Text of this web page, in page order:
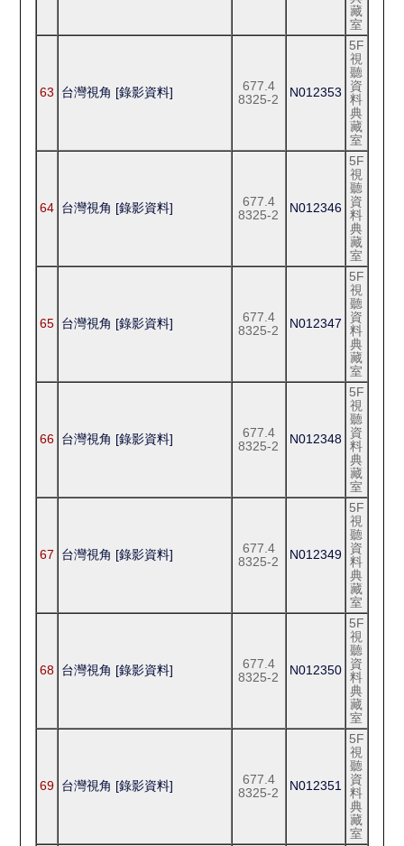
藏
室
63 台灣視角 [錄影資料]
677.4
8325-2
N012353
5F
視
聽
資
料
典
藏
室
64 台灣視角 [錄影資料]
677.4
8325-2
N012346
5F
視
聽
資
料
典
藏
室
65 台灣視角 [錄影資料]
677.4
8325-2
N012347
5F
視
聽
資
料
典
藏
室
66 台灣視角 [錄影資料]
677.4
8325-2
N012348
5F
視
聽
資
料
典
藏
室
67 台灣視角 [錄影資料]
677.4
8325-2
N012349
5F
視
聽
資
料
典
藏
室
68 台灣視角 [錄影資料]
677.4
8325-2
N012350
5F
視
聽
資
料
典
藏
室
69 台灣視角 [錄影資料]
677.4
8325-2
N012351
5F
視
聽
資
料
典
藏
室